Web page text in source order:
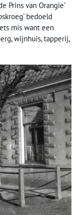
Prins van Orangie’
bedoeld
mis want een
wijnhuis, tapperij,